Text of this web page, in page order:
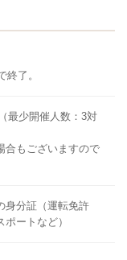
終了。
最少開催人数：3対
もございますので
身分証（運転免許
ートなど）